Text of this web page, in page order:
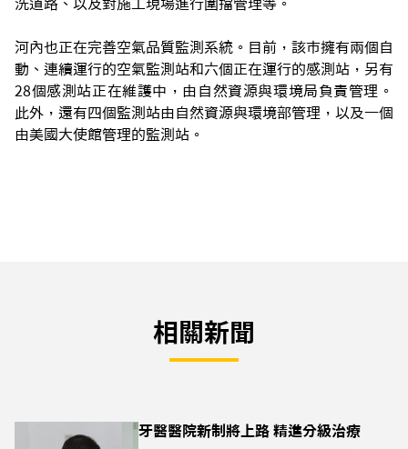
洗道路、以及對施工現場進行圍擋管理等。
河內也正在完善空氣品質監測系統。目前，該市擁有兩個自
動、連續運行的空氣監測站和六個正在運行的感測站，另有
28個感測站正在維護中，由自然資源與環境局負責管理。
此外，還有四個監測站由自然資源與環境部管理，以及一個
由美國大使館管理的監測站。
相關新聞
牙醫醫院新制將上路 精進分級治療